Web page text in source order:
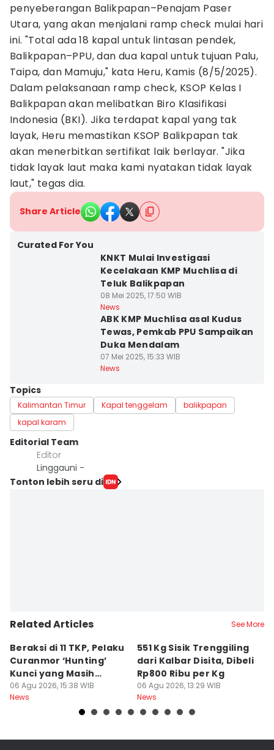
penyeberangan Balikpapan–Penajam Paser
Utara, yang akan menjalani ramp check mulai hari
ini. "Total ada 18 kapal untuk lintasan pendek,
Balikpapan–PPU, dan dua kapal untuk tujuan Palu,
Taipa, dan Mamuju," kata Heru, Kamis (8/5/2025).
Dalam pelaksanaan ramp check, KSOP Kelas I
Balikpapan akan melibatkan Biro Klasifikasi
Indonesia (BKI). Jika terdapat kapal yang tak
layak, Heru memastikan KSOP Balikpapan tak
akan menerbitkan sertifikat laik berlayar. "Jika
tidak layak laut maka kami nyatakan tidak layak
laut," tegas dia.
Share Article
Curated For You
KNKT Mulai Investigasi
Kecelakaan KMP Muchlisa di
Teluk Balikpapan
08 Mei 2025, 17:50 WIB
News
ABK KMP Muchlisa asal Kudus
Tewas, Pemkab PPU Sampaikan
Duka Mendalam
07 Mei 2025, 15:33 WIB
News
Topics
Kalimantan Timur Kapal tenggelam
balikpapan
kapal karam
Editorial Team
Editor
Linggauni -
Tonton lebih seru di
Related Articles See More
Beraksi di 11 TKP, Pelaku
Curanmor ‘Hunting’
Kunci yang Masih
Menempel
06 Agu 2026, 15:38 WIB
News
551 Kg Sisik Trenggiling
dari Kalbar Disita, Dibeli
Rp800 Ribu per Kg
06 Agu 2026, 13:29 WIB
News